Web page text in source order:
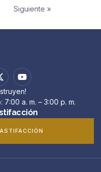
Siguiente »
a. m. – 3:00 p. m.